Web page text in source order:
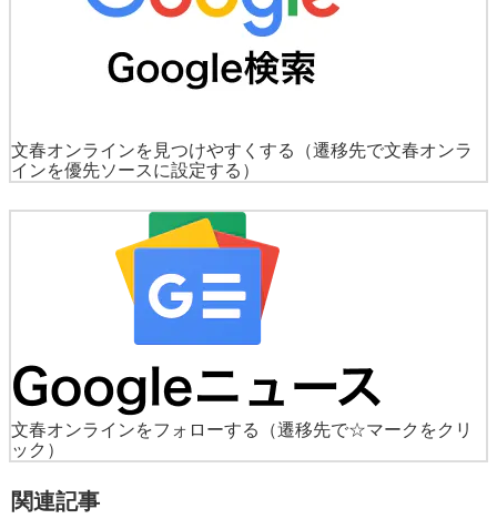
文春オンラインを見つけやすくする
（遷移先で文春オンラ
インを優先ソースに設定する）
文春オンラインをフォローする
（遷移先で☆マークをクリ
ック）
関連記事